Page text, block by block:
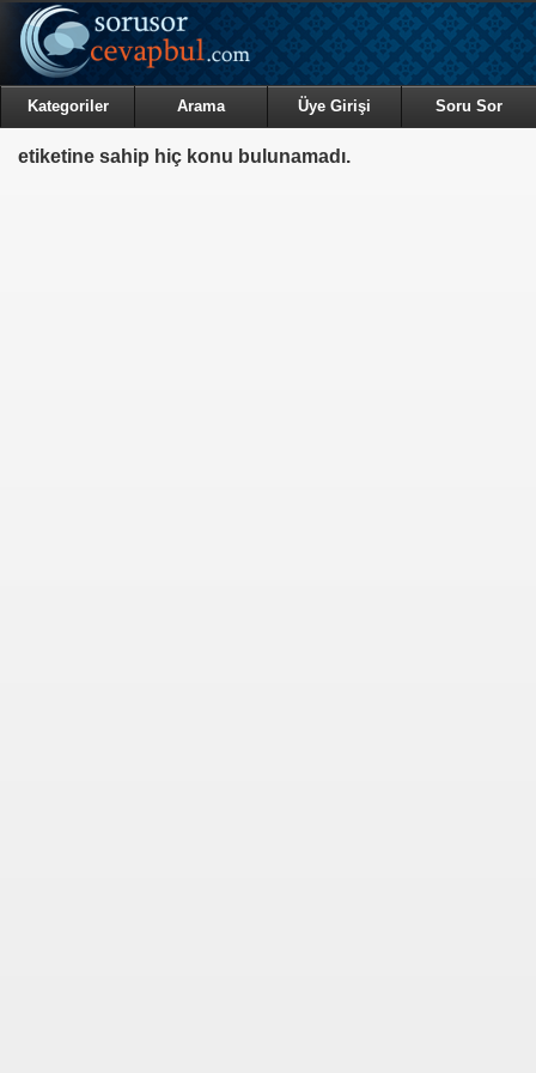
Kategoriler Arama Üye Girişi Soru Sor
etiketine sahip hiç konu bulunamadı.